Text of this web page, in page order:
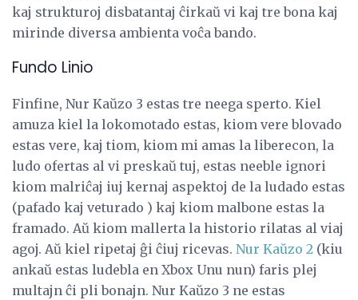
kaj strukturoj disbatantaj ĉirkaŭ vi kaj tre bona kaj
mirinde diversa ambienta voĉa bando.
Fundo Linio
Finfine, Nur Kaŭzo 3 estas tre neega sperto. Kiel
amuza kiel la lokomotado estas, kiom vere blovado
estas vere, kaj tiom, kiom mi amas la liberecon, la
ludo ofertas al vi preskaŭ tuj, estas neeble ignori
kiom malriĉaj iuj kernaj aspektoj de la ludado estas
(pafado kaj veturado ) kaj kiom malbone estas la
framado. Aŭ kiom mallerta la historio rilatas al viaj
agoj. Aŭ kiel ripetaj ĝi ĉiuj ricevas. Nur Kaŭzo 2 (kiu
ankaŭ estas ludebla en Xbox Unu nun) faris plej
multajn ĉi pli bonajn. Nur Kaŭzo 3 ne estas